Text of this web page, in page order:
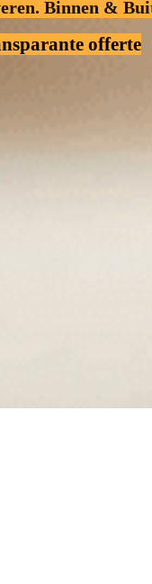
Binnen &
offerte